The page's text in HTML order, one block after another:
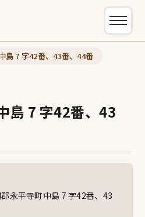
島 7 字42番、43番、44番
島 7 字42番、43
永平寺町中島 7 字42番、43